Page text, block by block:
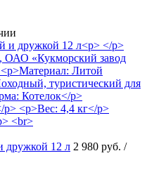
дружкой 12 л 2 980 руб. /